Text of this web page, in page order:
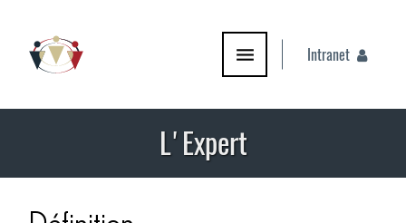
Intranet
L'Expert
PYRAMIDE PRODUCTIONS